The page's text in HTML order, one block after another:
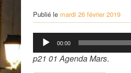
Pharmacies de
Publié le mardi 26 février 2019
Lecteur
audio
00:00
p21 01 Agenda Mars.